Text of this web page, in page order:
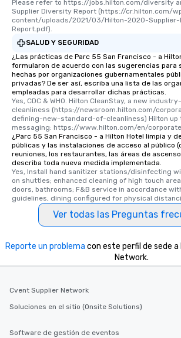
Please refer to https://jobs.hilton.com/diversity
Supplier Diversity Report (https://cr.hilton.com/
content/uploads/2021/03/Hilton-2020-
Report.pdf).
SALUD Y SEGURIDAD
¿Las prácticas de Parc 55 San Francisco - a
formularon de acuerdo con las sugerencias para
hechas por organizaciones gubernamentales
privadas? De ser así, escriba una lista de las
empleadas para desarrollar dichas prácticas.
Yes, CDC & WHO. Hilton CleanStay, a new
cleanliness (https://newsroom.hilton.com/
defining-new-standard-of-cleanliness) Hilton up
messaging: https://www.hilton.com/en/
¿Parc 55 San Francisco - a Hilton Hotel limpia y
públicas y las instalaciones de acceso al público
reuniones, los restaurantes, las áreas de
describa toda nueva medida implementada.
Yes, Install hand sanitizer stations/disinfecting
on shuttles; enhanced cleaning of high touch
doors, bathrooms; F&B service in accordance
guidelines, dining configured for physical
Ver todas las Preguntas
Reporte un problema con este perfil de sede
Network.
Cvent Supplier Network
Soluciones en el sitio (Onsite Solutions)
Software de gestión de eventos